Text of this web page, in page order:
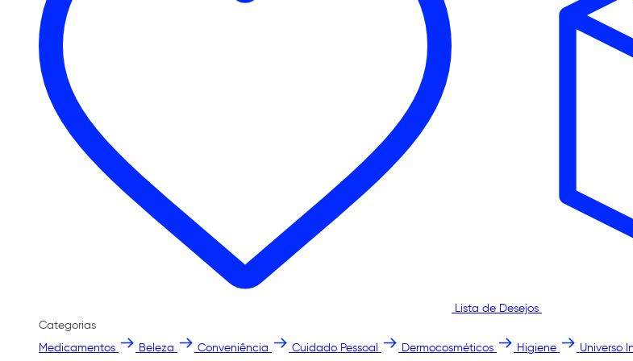
Lista de Desejos
Categorias
Medicamentos
Beleza Conveniência Cuidado Pessoal Dermocosméticos Higiene Universo